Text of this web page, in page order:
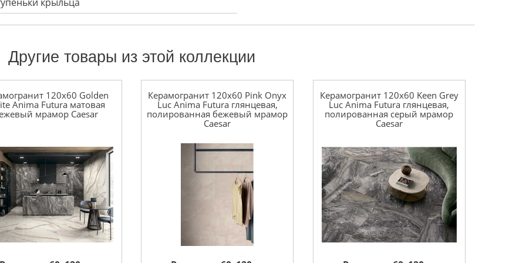
Другие товары из этой коллекции
120x60 Golden
Anima Futura матовая
мрамор Caesar
Керамогранит 120x60 Pink Onyx
Luc Anima Futura глянцевая,
полированная бежевый мрамор
Caesar
Керамогранит 120x60 Keen Grey
Luc Anima Futura глянцевая,
полированная серый мрамор
Caesar